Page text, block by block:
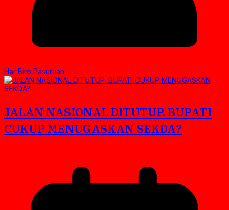
Har Biro Pasuruan
JALAN NASIONAL DITUTUP. BUPATI
CUKUP MENUGASKAN SEKDA?